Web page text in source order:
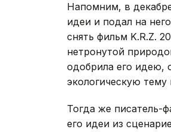
Напомним, в
идеи и подал на
снять фильм K.R.Z.
нетронутой
одобрила его идею,
экологическую тему
Тогда же писатель-
его идеи из